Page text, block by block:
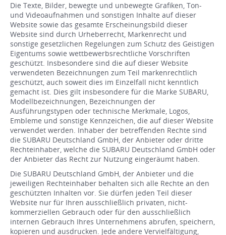
Die Texte, Bilder, bewegte und unbewegte Grafiken, Ton-
und Videoaufnahmen und sonstigen Inhalte auf dieser
Website sowie das gesamte Erscheinungsbild dieser
Website sind durch Urheberrecht, Markenrecht und
sonstige gesetzlichen Regelungen zum Schutz des Geistigen
Eigentums sowie wettbewerbsrechtliche Vorschriften
geschützt. Insbesondere sind die auf dieser Website
verwendeten Bezeichnungen zum Teil markenrechtlich
geschützt, auch soweit dies im Einzelfall nicht kenntlich
gemacht ist. Dies gilt insbesondere für die Marke SUBARU,
Modellbezeichnungen, Bezeichnungen der
Ausführungstypen oder technische Merkmale, Logos,
Embleme und sonstige Kennzeichen, die auf dieser Website
verwendet werden. Inhaber der betreffenden Rechte sind
die SUBARU Deutschland GmbH, der Anbieter oder dritte
Rechteinhaber, welche die SUBARU Deutschland GmbH oder
der Anbieter das Recht zur Nutzung eingeräumt haben.
Die SUBARU Deutschland GmbH, der Anbieter und die
jeweiligen Rechteinhaber behalten sich alle Rechte an den
geschützten Inhalten vor. Sie dürfen jeden Teil dieser
Website nur für Ihren ausschließlich privaten, nicht-
kommerziellen Gebrauch oder für den ausschließlich
internen Gebrauch Ihres Unternehmens abrufen, speichern,
kopieren und ausdrucken. Jede andere Vervielfältigung,